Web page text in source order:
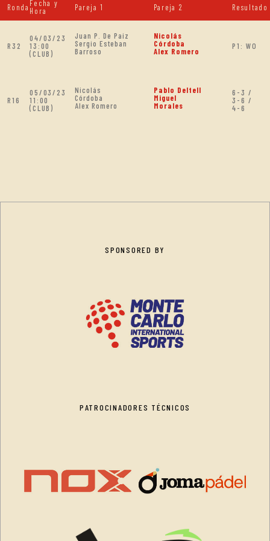
Ronda Fecha y
Hora
Pareja 1 Pareja 2 Resultado
R32
04/03/23
13:00
(CLUB)
Juan P. De Paiz
Sergio Esteban
Barroso
Nicolás
Córdoba
Alex Romero
P1: WO
R16
05/03/23
11:00
(CLUB)
Nicolás
Córdoba
Alex Romero
Pablo Deltell
Miguel
Morales
6-3 /
3-6 /
4-6
SPONSORED BY
PATROCINADORES TÉCNICOS